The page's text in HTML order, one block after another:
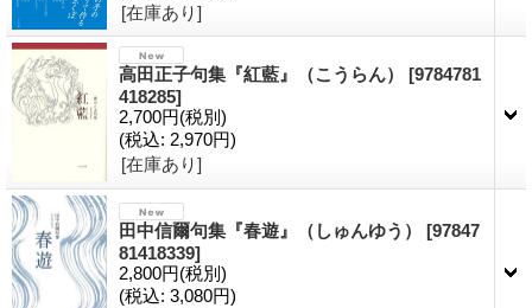
[在庫あり]
高田正子句集『紅藍』（こうらん） [9784781
418285]
2,700円(税別)
(税込: 2,970円)
[在庫あり]
田中信爾句集『春遊』（しゅんゆう） [97847
81418339]
2,800円(税別)
(税込: 3,080円)